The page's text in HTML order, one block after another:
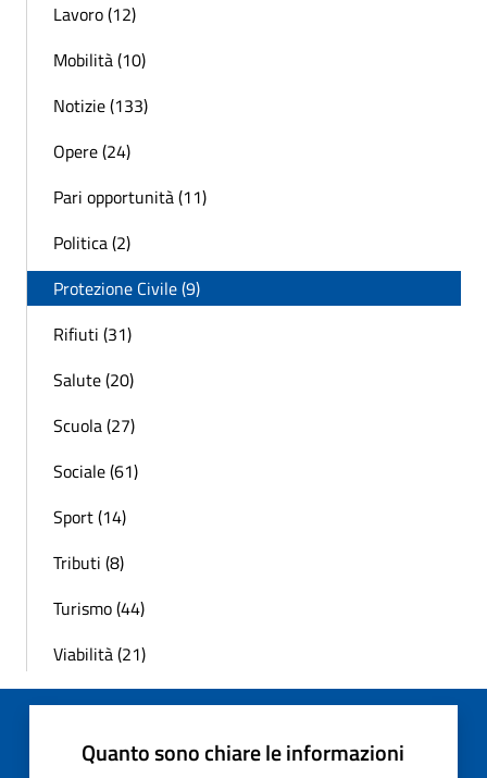
Lavoro (12)
Mobilità (10)
Notizie (133)
Opere (24)
Pari opportunità (11)
Politica (2)
Protezione Civile (9)
Rifiuti (31)
Salute (20)
Scuola (27)
Sociale (61)
Sport (14)
Tributi (8)
Turismo (44)
Viabilità (21)
Quanto sono chiare le informazioni